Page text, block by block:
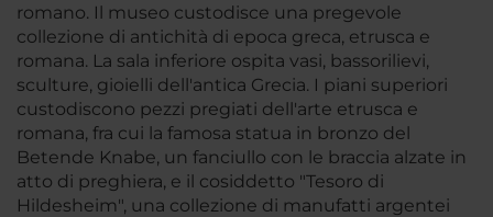
romano. Il museo custodisce una pregevole
collezione di antichità di epoca greca, etrusca e
romana. La sala inferiore ospita vasi, bassorilievi,
sculture, gioielli dell'antica Grecia. I piani superiori
custodiscono pezzi pregiati dell'arte etrusca e
romana, fra cui la famosa statua in bronzo del
Betende Knabe, un fanciullo con le braccia alzate in
atto di preghiera, e il cosiddetto "Tesoro di
Hildesheim", una collezione di manufatti argentei